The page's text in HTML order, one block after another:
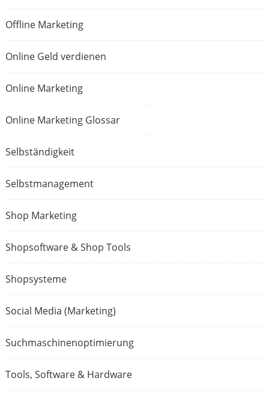
Offline Marketing
Online Geld verdienen
Online Marketing
Online Marketing Glossar
Selbständigkeit
Selbstmanagement
Shop Marketing
Shopsoftware & Shop Tools
Shopsysteme
Social Media (Marketing)
Suchmaschinenoptimierung
Tools, Software & Hardware